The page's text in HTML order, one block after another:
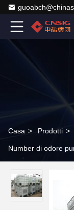
Casa > Prodotti >
Number di odore